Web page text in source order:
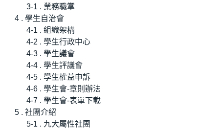
3-1 . 業務職掌
4 . 學生自治會
4-1 . 組織架構
4-2 . 學生行政中心
4-3 . 學生議會
4-4 . 學生評議會
4-5 . 學生權益申訴
4-6 . 學生會-章則辦法
4-7 . 學生會-表單下載
5 . 社團介紹
5-1 . 九大屬性社團